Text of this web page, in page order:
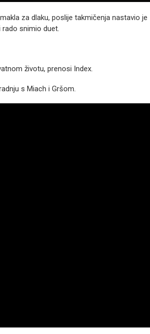
za dlaku, poslije takmičenja nastavio je
snimio duet.
životu, prenosi Index.
s Miach i Gršom.